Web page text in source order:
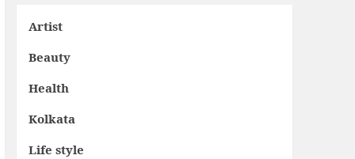
Artist
Beauty
Health
Kolkata
Life style